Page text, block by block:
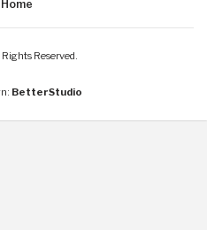
Home
Reserved.
BetterStudio